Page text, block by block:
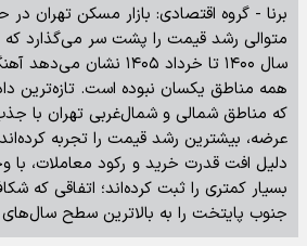
برنا - گروه اقتصادی: بازار مسکن تهران
متوالی رشد قیمت را پشت سر می‌گذارد که
سال ۱۴۰۰ تا خرداد ۱۴۰۵
همه مناطق یکسان نبوده است. تازه‌ترین
که مناطق شمالی و شمال‌غربی تهران با
عرضه، بیشترین رشد قیمت را تجربه
دلیل افت قدرت خرید و رکود معاملات، با
بسیار کمتری را ثبت کرده‌اند؛ اتفاقی که
جنوب پایتخت را به بالاترین سطح